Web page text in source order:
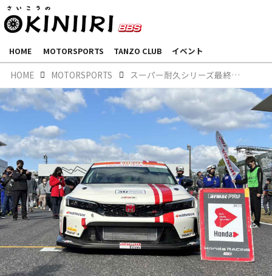
HOME MOTORSPORTS TANZO CLUB イベント
HOME MOTORSPORTS スーパー耐久シリーズ最終戦～現地レポート～